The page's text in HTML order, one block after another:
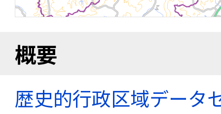
概要
歴史的行政区域データ